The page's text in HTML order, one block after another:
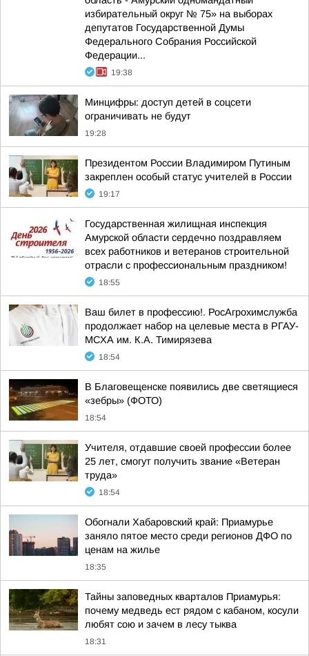
избирательный округ № 75» на выборах
депутатов Государственной Думы
Федерального Собрания Российской
Федерации...
19:38
Минцифры: доступ детей в соцсети
ограничивать не будут
19:28
Президентом России Владимиром Путиным
закреплен особый статус учителей в России
19:17
Государственная жилищная инспекция
Амурской области сердечно поздравляем
всех работников и ветеранов строительной
отрасли с профессиональным праздником!
18:55
Ваш билет в профессию!. РосАгрохимслужба
продолжает набор на целевые места в РГАУ-
МСХА им. К.А. Тимирязева
18:54
В Благовещенске появились две светящиеся
«зебры» (ФОТО)
18:54
Учителя, отдавшие своей профессии более
25 лет, смогут получить звание «Ветеран
труда»
18:54
Обогнали Хабаровский край: Приамурье
заняло пятое место среди регионов ДФО по
ценам на жилье
18:35
Тайны заповедных кварталов Приамурья:
почему медведь ест рядом с кабаном, косули
любят сою и зачем в лесу тыква
18:31